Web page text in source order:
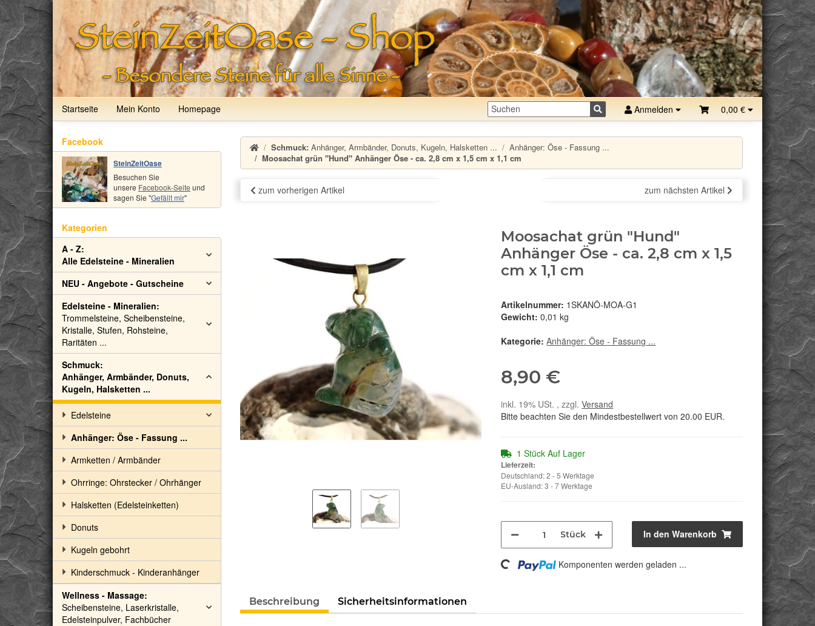
Startseite Mein Konto Homepage Anmelden 0,00 €
Schmuck: Anhänger, Armbänder, Donuts, Kugeln, Halsketten ...
Anhänger: Öse - Fassung ...
Moosachat grün "Hund" Anhänger Öse - ca. 2,8 cm x 1,5 cm x 1,1 cm
zum vorherigen Artikel zum nächsten Artikel
Moosachat grün "Hund"
Anhänger Öse - ca. 2,8 cm x 1,5
cm x 1,1 cm
Artikelnummer: 1SKANÖ-MOA-G1
Gewicht: 0,01 kg
Kategorie:Anhänger: Öse - Fassung ...
8,90 €
inkl. 19% USt. , zzgl.Versand
Bitte beachten Sie den Mindestbestellwert von 20.00 EUR.
1 Stück Auf Lager
Lieferzeit:
Deutschland: 2 - 5 Werktage
EU-Ausland: 3 - 7 Werktage
Stück In den Warenkorb
Loading... Komponenten werden geladen ...
Beschreibung Sicherheitsinformationen
Facebook
SteinZeitOase
Besuchen Sie
unsere Facebook-Seite und
sagen Sie "Gefällt mir"
Kategorien
A - Z:
Alle Edelsteine - Mineralien
NEU - Angebote - Gutscheine
Edelsteine - Mineralien:
Trommelsteine, Scheibensteine,
Kristalle, Stufen, Rohsteine,
Raritäten ...
Schmuck:
Anhänger, Armbänder, Donuts,
Kugeln, Halsketten ...
Edelsteine
Anhänger: Öse - Fassung ...
Armketten / Armbänder
Ohrringe: Ohrstecker / Ohrhänger
Halsketten (Edelsteinketten)
Donuts
Kugeln gebohrt
Kinderschmuck - Kinderanhänger
Wellness - Massage:
Scheibensteine, Laserkristalle,
Edelsteinpulver, Fachbücher